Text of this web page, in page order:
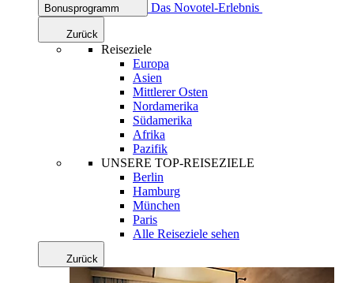
Bonusprogramm Das Novotel-Erlebnis
Zurück
Reiseziele
Europa
Asien
Mittlerer Osten
Nordamerika
Südamerika
Afrika
Pazifik
UNSERE TOP-REISEZIELE
Berlin
Hamburg
München
Paris
Alle Reiseziele sehen
Zurück